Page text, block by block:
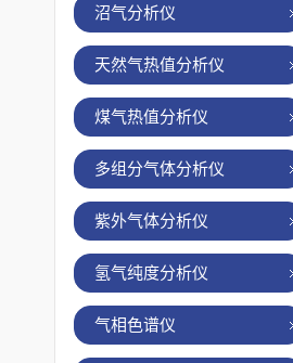
沼气分析仪
天然气热值分析仪
煤气热值分析仪
多组分气体分析仪
紫外气体分析仪
氢气纯度分析仪
气相色谱仪